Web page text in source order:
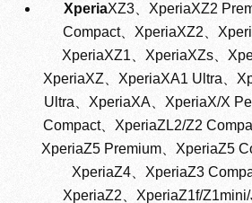
XperiaXZ3、XperiaXZ2
Compact、XperiaXZ2、
XperiaXZ1、XperiaXZs、
XperiaXZ、XperiaXA1 Ultra、
Ultra、XperiaXA、XperiaX/X
Compact、XperiaZL2/Z2
XperiaZ5 Premium、XperiaZ5
XperiaZ4、XperiaZ3
XperiaZ2、XperiaZ1f/Z1mini/